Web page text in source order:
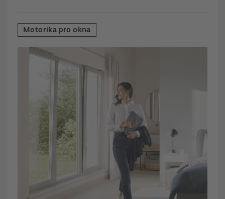
Motorika pro okna